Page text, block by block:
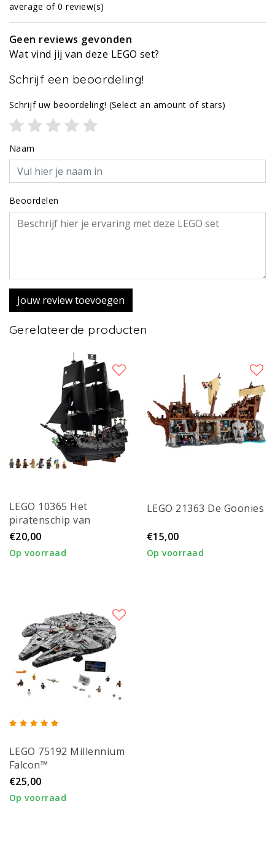
average of 0 review(s)
Geen reviews gevonden
Wat vind jij van deze LEGO set?
Schrijf een beoordeling!
Schrijf uw beoordeling! (Select an amount of stars)
Naam
Beoordelen
Jouw review toevoegen
Gerelateerde producten
LEGO 10365 Het
piratenschip van
kapitein Jack Sparrow
€20,00
Op voorraad
LEGO 21363 De Goonies
€15,00
Op voorraad
LEGO 75192 Millennium
Falcon™
€25,00
Op voorraad